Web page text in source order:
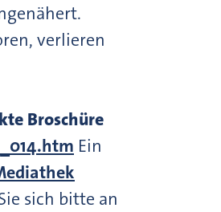
verlieren
Broschüre
Ein
sich bitte an